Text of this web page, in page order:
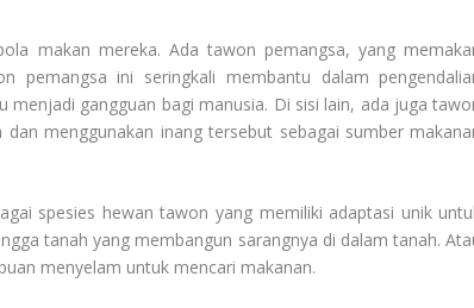
makan mereka. Ada tawon pemangsa, yang
pemangsa ini seringkali membantu dalam
gangguan bagi manusia. Di sisi lain, ada juga
menggunakan inang tersebut sebagai sumber
spesies hewan tawon yang memiliki adaptasi unik
tanah yang membangun sarangnya di dalam tanah.
menyelam untuk mencari makanan.